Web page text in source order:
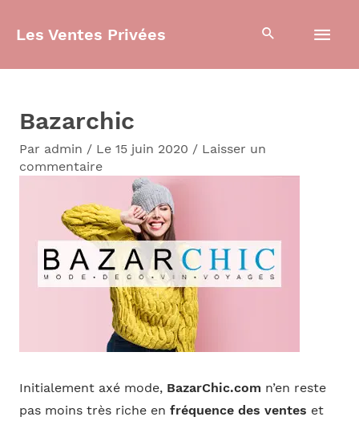
Les Ventes Privées
Bazarchic
Par admin / Le 15 juin 2020 / Laisser un
commentaire
Initialement axé mode, BazarChic.com n’en reste
pas moins très riche en fréquence des ventes et